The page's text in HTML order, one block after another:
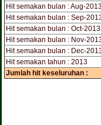
Hit semakan bulan : Aug-
Hit semakan bulan : Sep-
Hit semakan bulan : Oct-2013
Hit semakan bulan : Nov-
Hit semakan bulan : Dec-
Hit semakan tahun : 2013
Jumlah hit keseluruhan :